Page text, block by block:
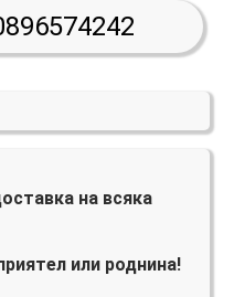
на всяка
или роднина!